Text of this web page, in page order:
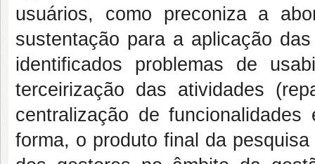
usuários, como preconiza a
sustentação para a aplicação
identificados problemas de
terceirização das atividades
centralização de
forma, o produto final da